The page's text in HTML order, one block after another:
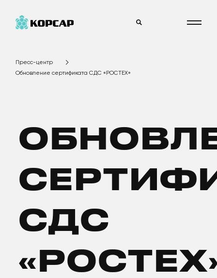
Пресс-центр
Обновление сертификата СДС «РОСТЕХ»
СДС